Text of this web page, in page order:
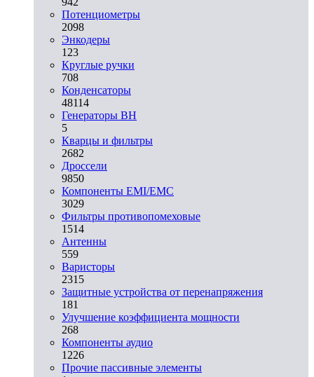
Потенциометры
2098
Энкодеры
123
Круглые ручки
708
Конденсаторы
48114
Генераторы ВН
5
Кварцы и фильтры
2682
Дроссели
9850
Компоненты EMI/EMC
3029
Фильтры противопомеховые
1514
Антенны
559
Варисторы
2315
Защитные устройства от перенапряжения
181
Улучшение коэффициента мощности
268
Компоненты аудио
1226
Прочие пассивные элементы